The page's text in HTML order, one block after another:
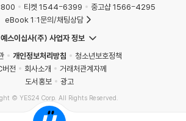
티켓 1544-6399
중고샵 1566-4295
eBook 1:1문의/채팅상담
예스이십사(주) 사업자 정보
개인정보처리방침
청소년보호정책
전
회사소개
거래처관계자께
도서홍보
광고
© YES24 Corp. All Rights Reserved.